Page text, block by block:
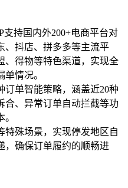
支持国内外200+电商平台对
、抖店、拼多多等主流平
、得物等特色渠道，实现全
情况。
订单智能策略，涵盖近20种
合、异常订单自动拦截等功
特殊场景，实现停发地区自
，确保订单履约的顺畅进